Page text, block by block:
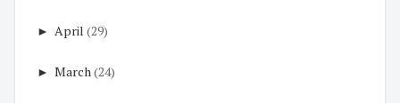
► April (29)
► March(24)